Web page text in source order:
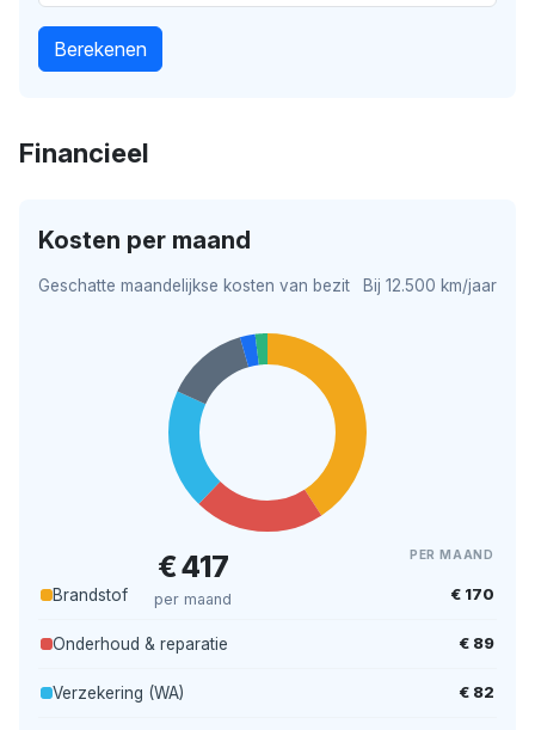
Berekenen
Financieel
Kosten per maand
Geschatte maandelijkse kosten van bezit Bij 12.500 km/jaar
€ 417
per maand
PER MAAND
Brandstof € 170
Onderhoud & reparatie € 89
Verzekering (WA) € 82